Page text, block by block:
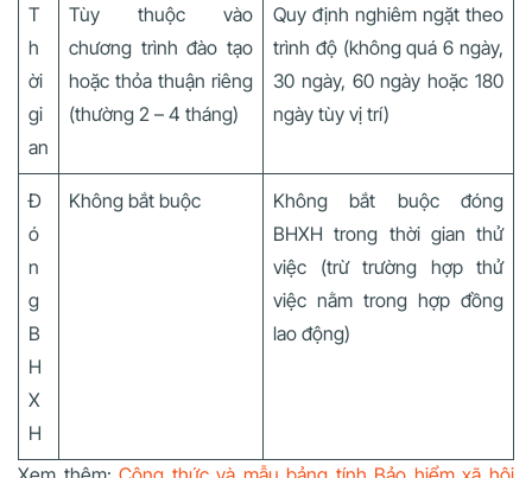
T
h
ời
gi
an
Tùy thuộc vào
chương trình đào tạo
hoặc thỏa thuận riêng
(thường 2 – 4 tháng)
Quy định nghiêm ngặt theo
trình độ (không quá 6 ngày,
30 ngày, 60 ngày hoặc 180
ngày tùy vị trí)
Đ
ó
n
g
B
H
X
H
Không bắt buộc
Không bắt buộc đóng
BHXH trong thời gian thử
việc (trừ trường hợp thử
việc nằm trong hợp đồng
lao động)